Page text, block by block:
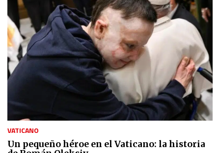
VATICANO
Un pequeño héroe en el Vaticano: la historia